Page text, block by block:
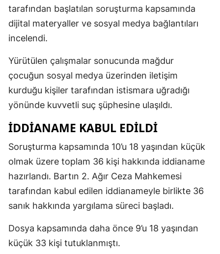
tarafından başlatılan soruşturma kapsamında
dijital materyaller ve sosyal medya bağlantıları
incelendi.
Yürütülen çalışmalar sonucunda mağdur
çocuğun sosyal medya üzerinden iletişim
kurduğu kişiler tarafından istismara uğradığı
yönünde kuvvetli suç şüphesine ulaşıldı.
İDDİANAME KABUL EDİLDİ
Soruşturma kapsamında 10’u 18 yaşından küçük
olmak üzere toplam 36 kişi hakkında iddianame
hazırlandı. Bartın 2. Ağır Ceza Mahkemesi
tarafından kabul edilen iddianameyle birlikte 36
sanık hakkında yargılama süreci başladı.
Dosya kapsamında daha önce 9’u 18 yaşından
küçük 33 kişi tutuklanmıştı.